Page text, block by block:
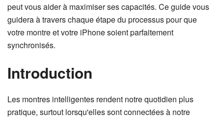
peut vous aider à maximiser ses capacités. Ce guide vous
guidera à travers chaque étape du processus pour que
votre montre et votre iPhone soient parfaitement
synchronisés.
Introduction
Les montres intelligentes rendent notre quotidien plus
pratique, surtout lorsqu'elles sont connectées à notre